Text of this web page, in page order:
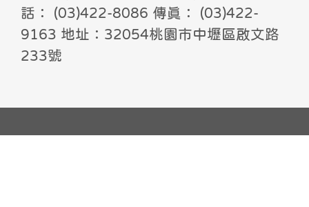
話： (03)422-8086 傳真： (03)422-
9163 地址：32054桃園市中壢區啟文路
233號